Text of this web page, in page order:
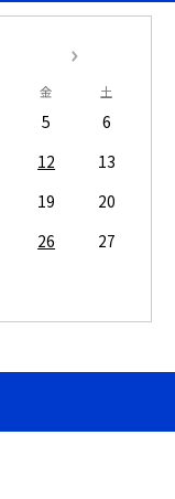
金 土
5
6
12
13
19
20
26
27